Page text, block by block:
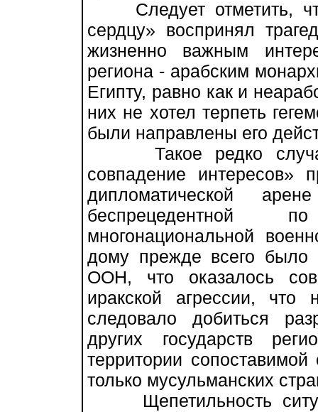
Следует отметить,
сердцу» воспринял
жизненно важным
региона - арабским
Египту, равно как и
них не хотел терпеть
были направлены его
Такое редко
совпадение интересов»
дипломатической
беспрецедентной
многонациональной
дому прежде всего было
ООН, что оказалось
иракской агрессии,
следовало добиться
других государств
территории
только мусульманских
Щепетильность